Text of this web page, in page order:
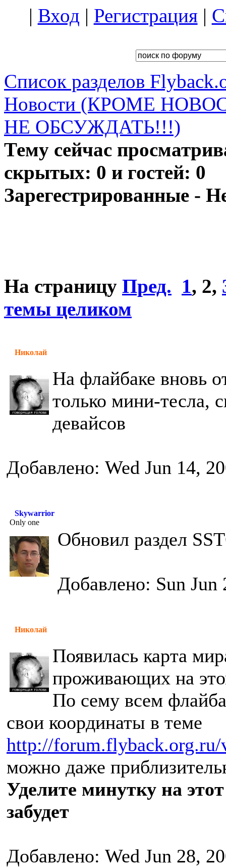
| Вход | Регистрация|
Список разделов
Новости (КРОМЕ
НЕ ОБСУЖДАТЬ!!!)
Тему сейчас
скрытых: 0 и гостей: 0
Зарегестрированные -
На страницу Пред. 1, 2,
темы целиком
Николай
На флайбаке вновь
только мини-тесла,
девайсов
Добавлено: Wed Jun 14,
Skywarrior
Only one
Обновил раздел
Добавлено: Sun Jun
Николай
Появилась карта
проживающих на
По сему всем
свои координаты в теме
http://forum.flyback.org.ru/
можно даже
Уделите минутку на
забудет
Добавлено: Wed Jun 28,